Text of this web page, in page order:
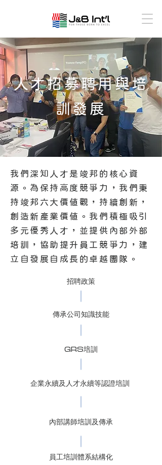
人才招募聘用與培
訓發展
我們深知人才是竣邦的核心資
源。為保持高度競爭力，我們秉
持竣邦六大價值觀，持續創新，
創造新產業價值。我們積極吸引
多元優秀人才，並提供內部外部
培訓，協助提升員工競爭力，建
立自發展自成長的卓越團隊。
招聘政策
傳承公司知識技能
GRS培訓
企業永續及人才永續等認證培訓
內部講師培訓及傳承
員工培訓體系結構化